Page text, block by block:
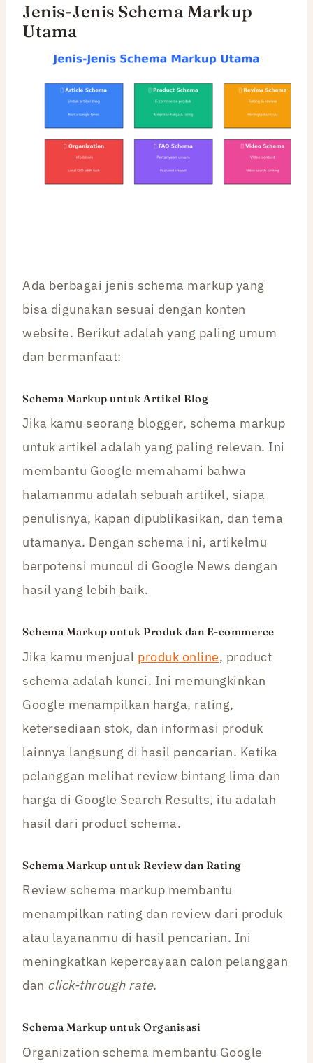
Jenis-Jenis Schema Markup
Utama
Ada berbagai jenis schema markup yang
bisa digunakan sesuai dengan konten
website. Berikut adalah yang paling umum
dan bermanfaat:
Schema Markup untuk Artikel Blog
Jika kamu seorang blogger, schema markup
untuk artikel adalah yang paling relevan. Ini
membantu Google memahami bahwa
halamanmu adalah sebuah artikel, siapa
penulisnya, kapan dipublikasikan, dan tema
utamanya. Dengan schema ini, artikelmu
berpotensi muncul di Google News dengan
hasil yang lebih baik.
Schema Markup untuk Produk dan E-commerce
Jika kamu menjual produk online, product
schema adalah kunci. Ini memungkinkan
Google menampilkan harga, rating,
ketersediaan stok, dan informasi produk
lainnya langsung di hasil pencarian. Ketika
pelanggan melihat review bintang lima dan
harga di Google Search Results, itu adalah
hasil dari product schema.
Schema Markup untuk Review dan Rating
Review schema markup membantu
menampilkan rating dan review dari produk
atau layananmu di hasil pencarian. Ini
meningkatkan kepercayaan calon pelanggan
dan click-through rate.
Schema Markup untuk Organisasi
Organization schema membantu Google